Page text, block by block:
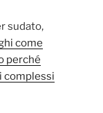
sudato,
come
perché
complessi